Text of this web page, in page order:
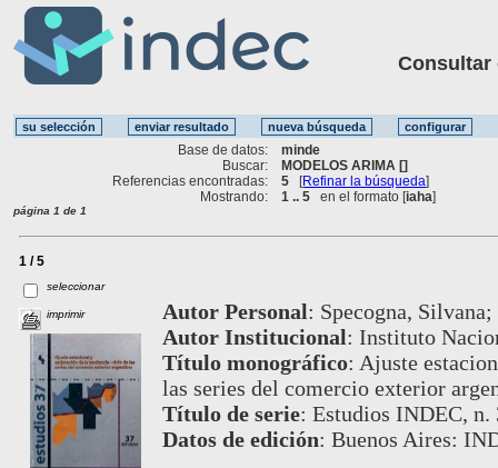
Consultar
Base de datos:
minde
Buscar:
MODELOS ARIMA []
Referencias encontradas:
5 [Refinar la búsqueda]
Mostrando:
1 .. 5 en el formato [iaha]
página 1 de 1
1 / 5
seleccionar
imprimir Autor Personal: Specogna,
Autor Institucional: Instituto
Título monográfico: Ajuste
las series del comercio exterior
Título de serie: Estudios INDEC, n.
Datos de edición: Buenos Aires: